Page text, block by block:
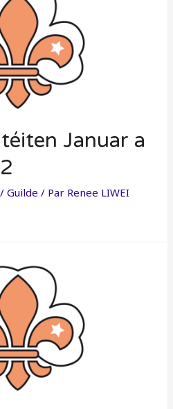
Januar a
/Guilde / Par Renee LIWEI